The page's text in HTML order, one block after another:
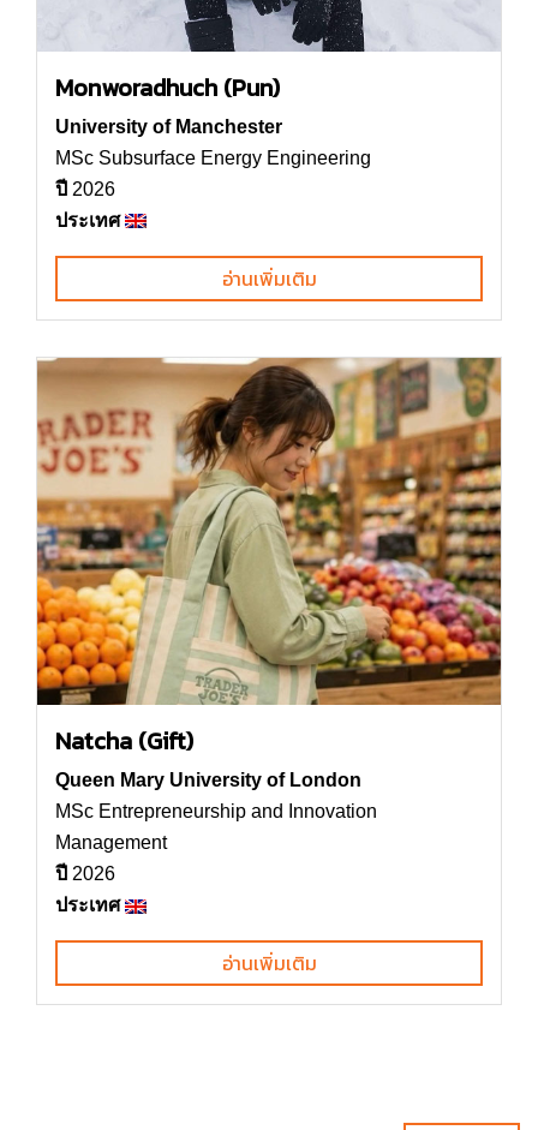
Monworadhuch (Pun)
University of Manchester
MSc Subsurface Energy Engineering
ปี 2026
ประเทศ
อ่านเพิ่มเติม
Natcha (Gift)
Queen Mary University of London
MSc Entrepreneurship and Innovation
Management
ปี 2026
ประเทศ
อ่านเพิ่มเติม